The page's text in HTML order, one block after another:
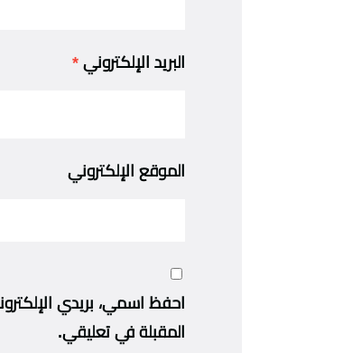
البريد الإلكتروني *
الموقع الإلكتروني
احفظ اسمي، بريدي
المقبلة في تعليقي.